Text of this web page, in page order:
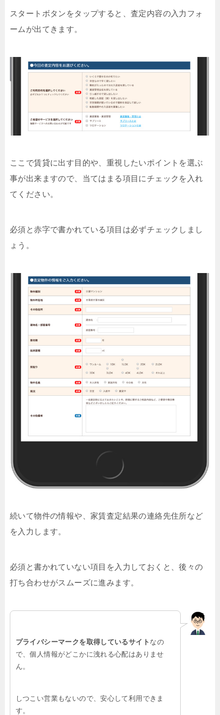
スタートボタンをタップすると、査定内容の入力フォ
ームが出てきます。
ここで賃貸に出す目的や、重視したいポイントを選ぶ
事が出来ますので、当てはまる項目にチェックを入れ
てください。
必須と赤字で書かれている項目は必ずチェックしまし
ょう。
続いて物件の情報や、家賃査定結果の連絡先住所など
を入力します。
必須と書かれていない項目を入力しておくと、後々の
打ち合わせがスムーズに進みます。
プライバシーマークを取得しているサイト なの
で、個人情報がどこかに洩れる心配はありませ
ん。
しつこい営業もないので、安心して利用できま
す。